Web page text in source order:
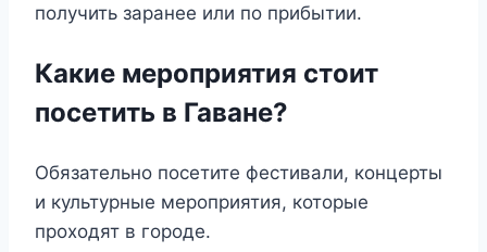
получить заранее или по прибытии.
Какие мероприятия стоит
посетить в Гаване?
Обязательно посетите фестивали, концерты
и культурные мероприятия, которые
проходят в городе.